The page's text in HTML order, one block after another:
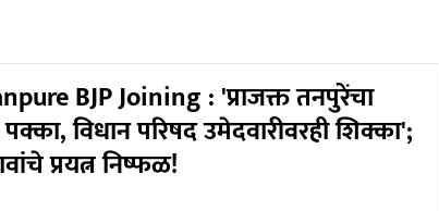
BJP Joining : 'प्राजक्त तनपुरेंचा
विधान परिषद उमेदवारीवरही शिक्का';
प्रयत्न निष्फळ!